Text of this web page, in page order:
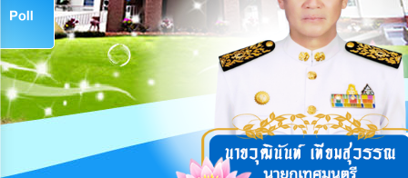
เผย
ข้อมูล
สาธารณะ
OIT
การ
ปฏิสัมพันธ์